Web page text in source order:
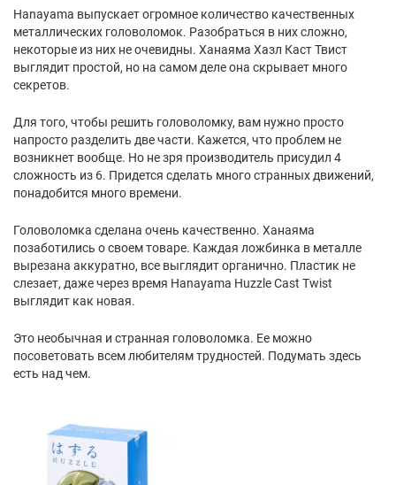
Hanayama выпускает огромное количество качественных
металлических головоломок. Разобраться в них сложно,
некоторые из них не очевидны. Ханаяма Хазл Каст Твист
выглядит простой, но на самом деле она скрывает много
секретов.
Для того, чтобы решить головоломку, вам нужно просто
напросто разделить две части. Кажется, что проблем не
возникнет вообще. Но не зря производитель присудил 4
сложность из 6. Придется сделать много странных движений,
понадобится много времени.
Головоломка сделана очень качественно. Ханаяма
позаботились о своем товаре. Каждая ложбинка в металле
вырезана аккуратно, все выглядит органично. Пластик не
слезает, даже через время Hanayama Huzzle Cast Twist
выглядит как новая.
Это необычная и странная головоломка. Ее можно
посоветовать всем любителям трудностей. Подумать здесь
есть над чем.